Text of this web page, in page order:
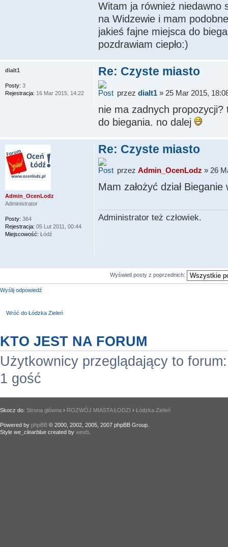
Witam ja również niedawno
na Widzewie i mam
jakieś fajne miejsca do
pozdrawiam ciepło:)
Re: Czyste miasto
przez dialt1» 25 Mar 2015,
nie ma zadnych
do biegania. no dalej
dialt1
Posty: 3
Rejestracja: 16 Mar 2015, 14:22
Re: Czyste miasto
przez Admin_OcenLodz » 26
Mam założyć dział
Administrator też człowiek.
Admin_OcenLodz
Administrator
Posty: 364
Rejestracja: 05 Lut 2011, 00:44
Miejscowość: Łódź
Wyświetl posty z poprzednich:
Wyślij odpowiedź
Wróć do Łódzka Zieleń
KTO JEST NA FORUM
Użytkownicy przeglądający to
1 gość
Skocz do: Strona główna › ROZWÓJ MIASTA ŁODZI › Łódzka Zieleń
Powered by phpBB © 2000, 2002, 2005, 2007 phpBB Group.
Style we_clearblue created by weeb